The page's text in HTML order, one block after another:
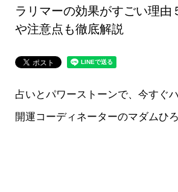
ラリマーの効果がすごい理由
や注意点も徹底解説
占いとパワーストーンで、今すぐ
開運コーディネーターのマダムひろ